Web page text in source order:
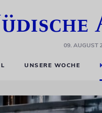
09. AUGUST
UNSERE WOCHE